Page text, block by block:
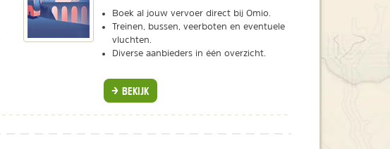
Boek al jouw vervoer direct bij Omio.
Treinen, bussen, veerboten en eventuele
vluchten.
Diverse aanbieders in één overzicht.
BEKIJK